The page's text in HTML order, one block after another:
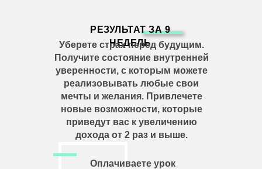
РЕЗУЛЬТАТ ЗА 9
НЕДЕЛЬ
Оплачиваете урок
Уберете страх перед будущим.
Получите состояние внутренней
уверенности, с которым можете
реализовывать любые свои
мечты и желания. Привлечете
новые возможности, которые
приведут вас к увеличению
дохода от 2 раз и выше.